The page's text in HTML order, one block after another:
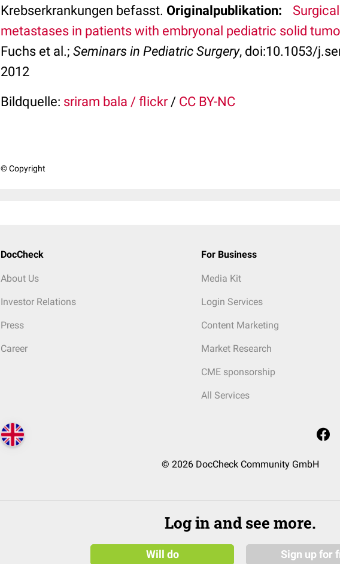
Krebserkrankungen befasst. Originalpublikation:
metastases in patients with embryonal pediatric solid
Fuchs et al.; Seminars in Pediatric Surgery, doi:10.1053/
2012
Bildquelle: sriram bala / flickr/ CC BY-NC
© Copyright
DocCheck
About Us
Investor Relations
Press
Career
For Business
Media Kit
Login Services
Content Marketing
Market Research
CME sponsorship
All Services
© 2026 DocCheck Community GmbH
Log in and see more.
Will do Sign up for